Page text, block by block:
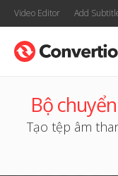
Video Editor Add
Bộ
Tạo tệp âm